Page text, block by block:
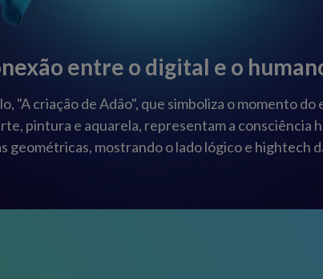
entre o digital e o
"A criação de Adão", que simboliza o momento
pintura e aquarela, representam a consciência
geométricas, mostrando o lado lógico e hightech